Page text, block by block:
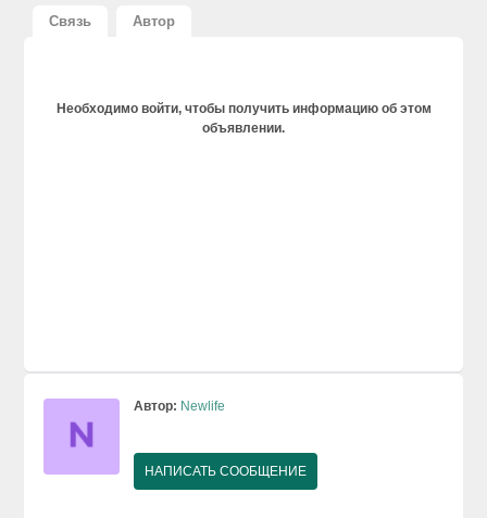
Связь Автор
Необходимо войти, чтобы получить информацию об этом
объявлении.
Автор: Newlife
НАПИСАТЬ СООБЩЕНИЕ